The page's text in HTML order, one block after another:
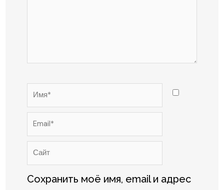
Имя*
Email*
Сайт
Сохранить моё имя, email и адрес